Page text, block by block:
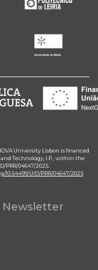
University Lisbon is financed
Technology, I.P., within the
PRR/04647/2025.
10.54499/UID/PRR/04647/2025
Newsletter